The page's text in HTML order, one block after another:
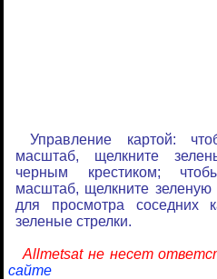
Управление картой:
масштаб, щелкните
черным крестиком;
масштаб, щелкните зеленую
для просмотра соседних
зеленые стрелки.
Allmetsat не несет
сайте